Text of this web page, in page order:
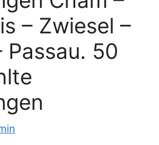
– Zwiesel –
Passau. 50